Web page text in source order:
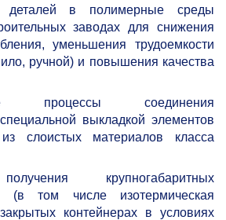
в полимерные среды
заводах для снижения
уменьшения трудоемкости
ручной) и повышения качества
процессы соединения
выкладкой элементов
слоистых материалов класса
крупногабаритных
(в том числе изотермическая
контейнерах в условиях